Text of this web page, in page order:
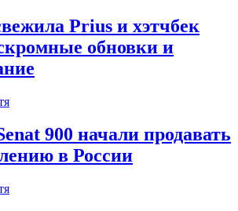
Prius и хэтчбек
обновки и
900 начали продавать
в России